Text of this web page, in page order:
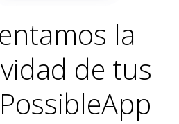
la
de tus
PossibleApp